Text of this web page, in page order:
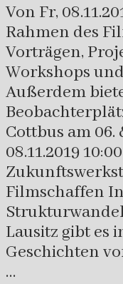
Von Fr,
Rahmen des
Vorträgen,
Workshops
Außerdem
Cottbus am 06.
08.11.2019
Filmschaffen
Lausitz gibt es
Geschichten
…